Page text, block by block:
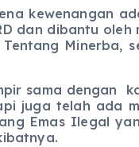
ada
dan dibantu
dengan
juga telah
Emas Ilegal